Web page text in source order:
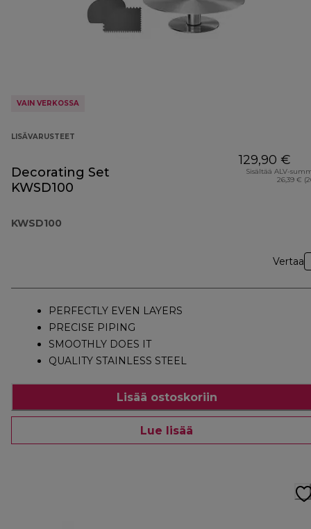
VAIN VERKOSSA
LISÄVARUSTEET
Decorating Set
KWSD100
KWSD100
129,90 €
Sisältää ALV-
26,39 €
Vertaa
PERFECTLY EVEN LAYERS
PRECISE PIPING
SMOOTHLY DOES IT
QUALITY STAINLESS STEEL
Lisää ostoskoriin
Lue lisää